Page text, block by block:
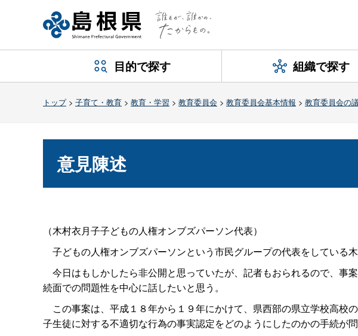
目的で探す 組織で探す
トップ> 子育て・教育 > 教育・学習 > 教育委員会 > 教育委員会基本情報 > 教育委員会の
意見陳述
（木村衣月子子どもの人権オンブズパーソン代表）
子どもの人権オンブズパーソンという市民グループの代表をしている木
今日はもしかしたら非公開と思っていたが、記者もおられるので、事
続面での問題性を中心に話したいと思う。
この事案は、平成１８年から１９年にかけて、県西部の県立学校高校
子生徒に対する不適切な行為の事実認定をどのようにしたのかの手続が問